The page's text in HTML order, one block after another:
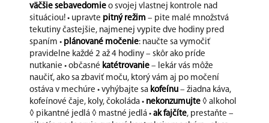
väčšie sebavedomie o svojej vlastnej kontrole nad
situáciou! • upravte pitný režim – pite malé množstvá
tekutiny častejšie, najmenej vypite dve hodiny pred
spaním • plánované močenie: naučte sa vymočiť
pravidelne každé 2 až 4 hodiny – skôr ako príde
nutkanie • občasné katétrovanie – lekár vás môže
naučiť, ako sa zbaviť moču, ktorý vám aj po močení
ostáva v mechúre • vyhýbajte sa kofeínu – žiadna káva,
kofeínové čaje, koly, čokoláda • nekonzumujte ◊ alkohol
◊ pikantné jedlá ◊ mastné jedlá • ak fajčíte, prestaňte –